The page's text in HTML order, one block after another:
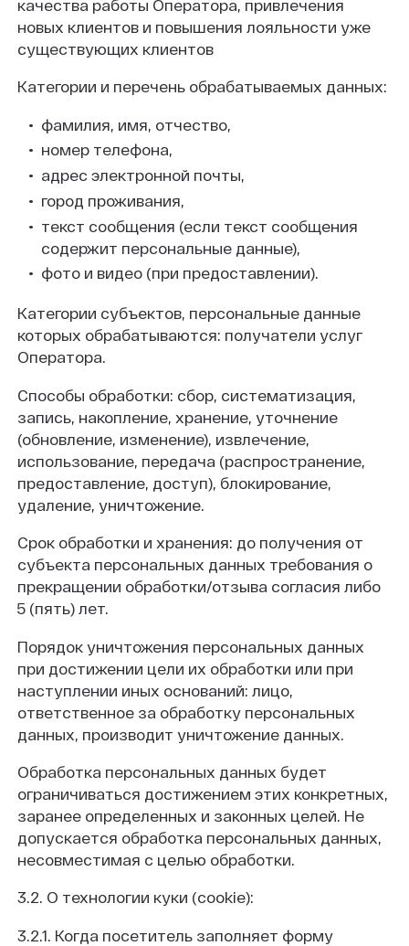
качества работы Оператора, привлечения
новых клиентов и повышения лояльности уже
существующих клиентов
Категории и перечень обрабатываемых данных:
фамилия, имя, отчество,
номер телефона,
адрес электронной почты,
город проживания,
текст сообщения (если текст сообщения
содержит персональные данные),
фото и видео (при предоставлении).
Категории субъектов, персональные данные
которых обрабатываются: получатели услуг
Оператора.
Способы обработки: сбор, систематизация,
запись, накопление, хранение, уточнение
(обновление, изменение), извлечение,
использование, передача (распространение,
предоставление, доступ), блокирование,
удаление, уничтожение.
Срок обработки и хранения: до получения от
субъекта персональных данных требования о
прекращении обработки/отзыва согласия либо
5 (пять) лет.
Порядок уничтожения персональных данных
при достижении цели их обработки или при
наступлении иных оснований: лицо,
ответственное за обработку персональных
данных, производит уничтожение данных.
Обработка персональных данных будет
ограничиваться достижением этих конкретных,
заранее определенных и законных целей. Не
допускается обработка персональных данных,
несовместимая с целью обработки.
3.2. О технологии куки (cookie):
3.2.1. Когда посетитель заполняет форму